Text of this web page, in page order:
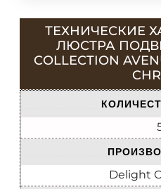
ТЕХНИЧЕСКИЕ
ЛЮСТРА
COLLECTION
Delight